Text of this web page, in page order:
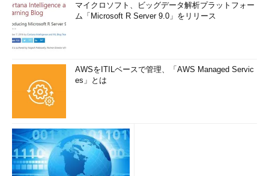
マイクロソフト、ビッグデータ解析プラットフォー
ム「Microsoft R Server 9.0」をリリース
AWSをITILベースで管理、「AWS Managed Servic
es」とは